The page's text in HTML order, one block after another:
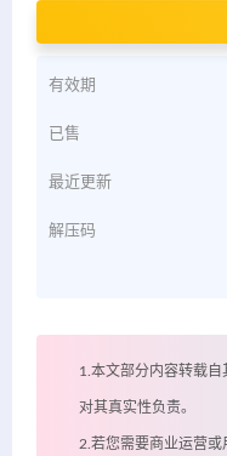
有效期
已售
最近更新
解压码
1.本文部分内容转载
对其真实性负责。
2.若您需要商业运营